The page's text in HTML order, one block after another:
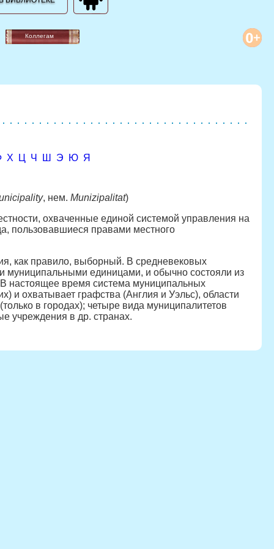
Коллегам
Х Ц Ч Ш Э Ю Я
, нем. Munizipalitat)
охваченные единой системой управления на
пользовавшиеся правами местного
как правило, выборный. В средневековых
муниципальными единицами, и обычно состояли из
настоящее время система муниципальных
и охватывает графства (Англия и Уэльс), области
в городах); четыре вида муниципалитетов
учреждения в др. странах.